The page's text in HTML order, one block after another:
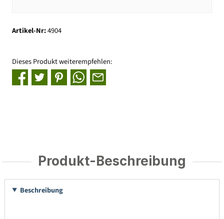
Artikel-Nr:4904
Dieses Produkt weiterempfehlen:
Produkt-Beschreibung
Beschreibung